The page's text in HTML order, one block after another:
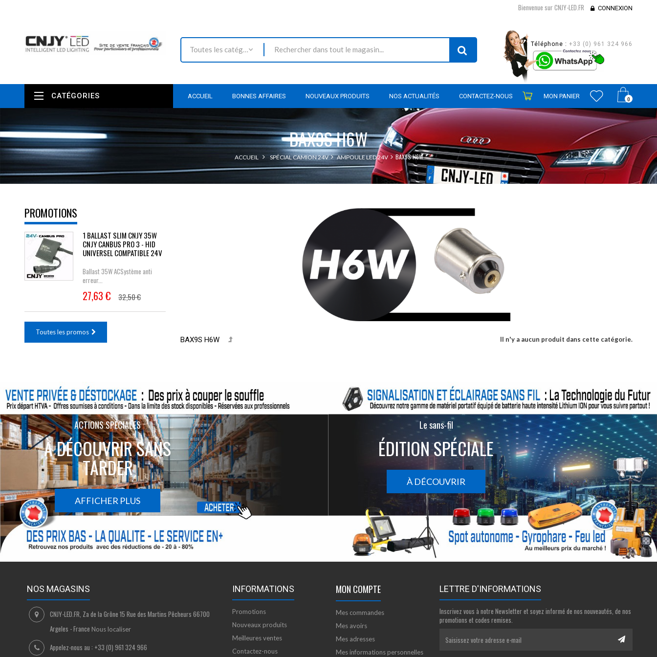
Bienvenue sur CNJY-LED.FR CONNEXION
Toutes les catégories
Téléphone : +33 (0) 961 324 966
0
ACCUEIL BONNES AFFAIRES NOUVEAUX PRODUITS NOS ACTUALITÉS CONTACTEZ-NOUS MON PANIER
CATÉGORIES
BAX9S H6W
ACCUEIL SPÉCIAL CAMION 24V AMPOULE LED 24V BAX9S H6W
PROMOTIONS
1 BALLAST SLIM CNJY 35W
CNJY CANBUS PRO 3 - HID
UNIVERSEL COMPATIBLE 24V
Ballast 35W ACSystème anti
erreur...
27,63 € 32,50 €
Toutes les promos
BAX9S H6W Il n'y a aucun produit dans cette catégorie.
ACTIONS SPÉCIALES
À DÉCOUVRIR SANS
TARDER
AFFICHER PLUS
Le sans-fil
ÉDITION SPÉCIALE
À DÉCOUVRIR
NOS MAGASINS
CNJY-LED.FR, Za de la Grône 15 Rue des Martins Pêcheurs 66700
Argeles - France Nous localiser
Appelez-nous au : +33 (0) 961 324 966
INFORMATIONS
Promotions
Nouveaux produits
Meilleures ventes
Contactez-nous
MON COMPTE
Mes commandes
Mes avoirs
Mes adresses
Mes informations personnelles
LETTRE D'INFORMATIONS
Inscrivez vous à notre Newsletter et soyez informé de nos nouveautés, de nos
promotions et codes remises.